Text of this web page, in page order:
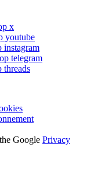
x
youtube
instagram
telegram
threads
Google Privacy